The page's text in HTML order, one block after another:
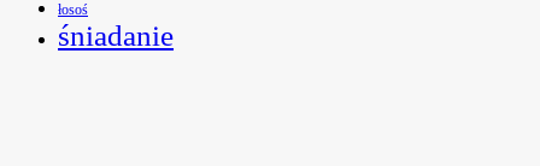
łosoś
śniadanie